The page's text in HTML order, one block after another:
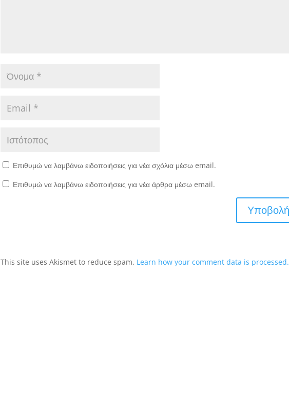
Επιθυμώ να λαμβάνω ειδοποιήσεις για νέα σχόλια μέσω email.
Επιθυμώ να λαμβάνω ειδοποιήσεις για νέα άρθρα μέσω email.
This site uses Akismet to reduce spam. Learn how your comment data is processed.